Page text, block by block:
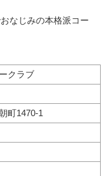
なじみの本格派コー
クラブ
町1470-1